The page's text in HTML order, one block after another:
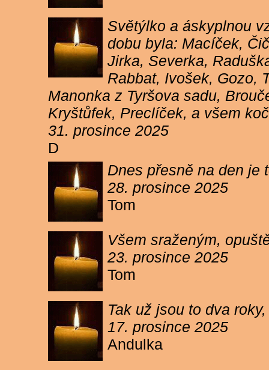
Světýlko a áskyplnou
dobu byla: Macíček,
Jirka, Severka,
Rabbat, Ivošek, Gozo,
Manonka z Tyršova sadu,
Kryštůfek, Preclíček, a všem
31. prosince 2025
D
Dnes přesně na den je
28. prosince 2025
Tom
Všem sraženým,
23. prosince 2025
Tom
Tak už jsou to dva
17. prosince 2025
Andulka